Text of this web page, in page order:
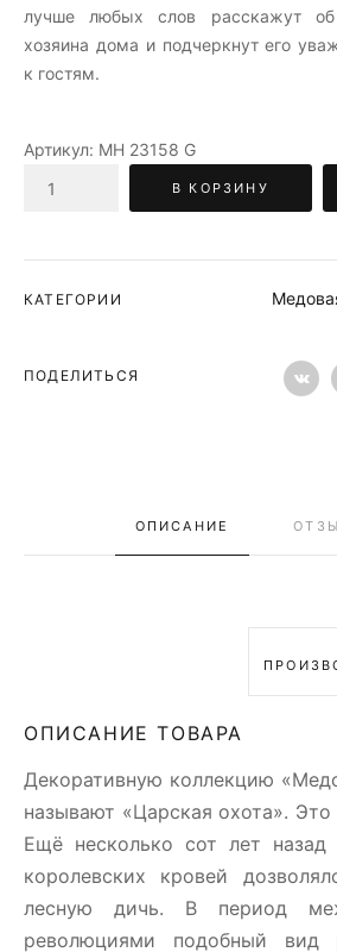
лучше любых слов расскажут об
хозяина дома и подчеркнут его
к гостям.
Артикул: МН 23158 G
В КОРЗИНУ
КАТЕГОРИИ
ПОДЕЛИТЬСЯ
ОПИСАНИЕ
ОПИСАНИЕ ТОВАРА
Декоративную коллекцию
называют «Царская охота». Это
Ещё несколько сот лет назад
королевских кровей
лесную дичь. В период
революциями подобный вид